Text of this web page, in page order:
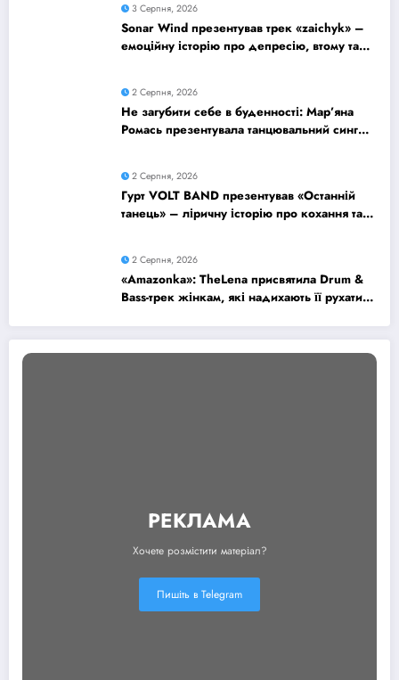
3 Серпня, 2026
Sonar Wind презентував трек «zaichyk» –
емоційну історію про депресію, втому та
2 Серпня, 2026
Не загубити себе в буденності: Мар’яна
Ромась презентувала танцювальний сингл
2 Серпня, 2026
Гурт VOLT BAND презентував «Останній
танець» – ліричну історію про кохання та
2 Серпня, 2026
«Amazonka»: TheLena присвятила Drum &
Bass-трек жінкам, які надихають її рухатися
РЕКЛАМА
Хочете розмістити матеріал?
Пишіть в Telegram